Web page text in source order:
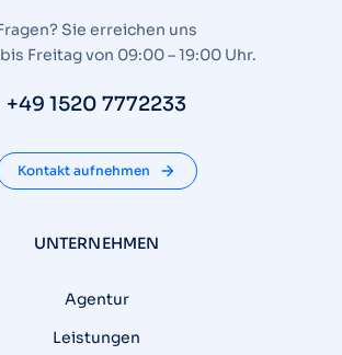
Sie erreichen uns
Freitag von 09:00 – 19:00 Uhr.
+49 1520 7772233
Kontakt aufnehmen
UNTERNEHMEN
Agentur
Leistungen